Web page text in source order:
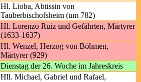
Hl. Lioba, Abtissin von
Tauberbischofsheim (um 782)
Hl. Lorenzo Ruiz und Gefährten, Märtyrer
(1633-1637)
Hl. Wenzel, Herzog von Böhmen,
Märtyrer (929)
Dienstag der 26. Woche im Jahreskreis
Hll. Michael, Gabriel und Rafael,